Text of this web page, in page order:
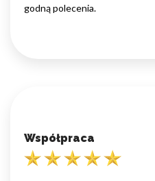
godną polecenia.
Współpraca